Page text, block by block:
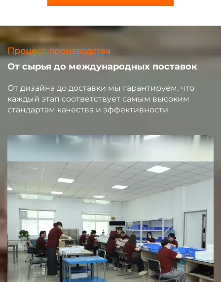
Процесс производства
От сырья до международных поставок
От дизайна до доставки мы гарантируем, что
каждый этап соответствует самым высоким
стандартам качества и эффективности.